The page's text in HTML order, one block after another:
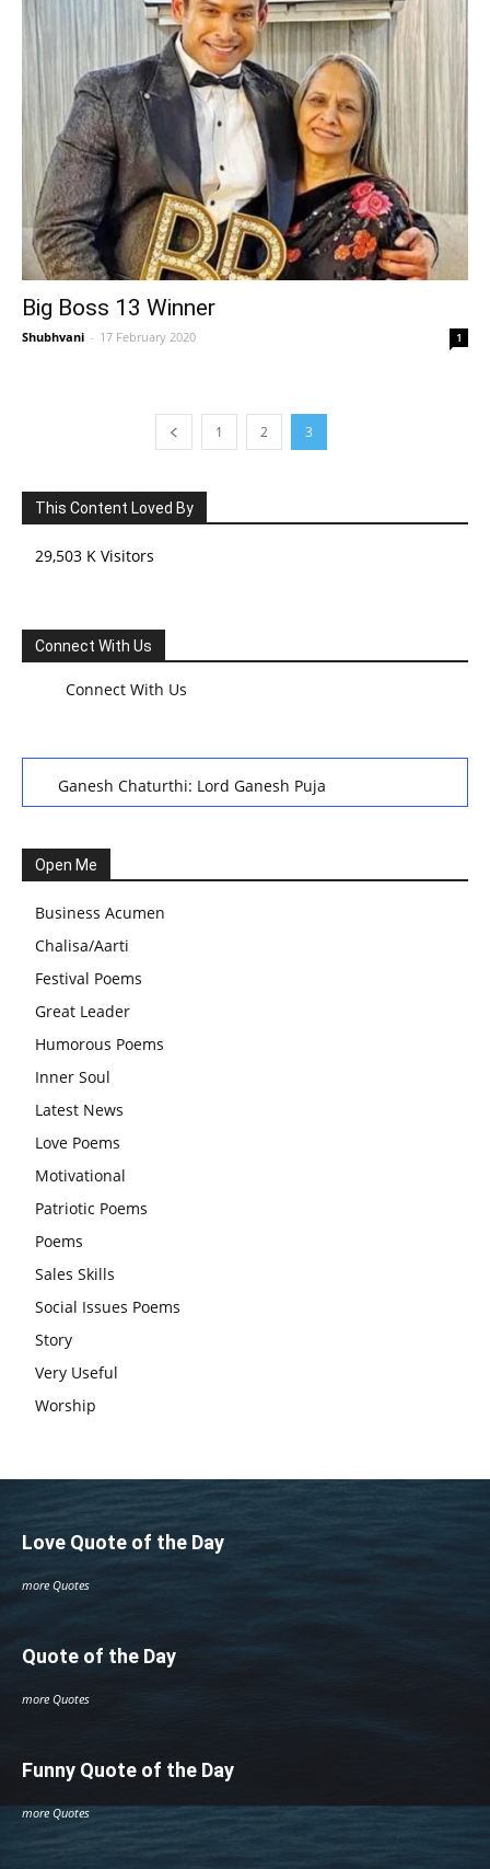
Big Boss 13 Winner
Shubhvani - 17 February 2020 1
1 2 3
This Content Loved By
29,503 K Visitors
Connect With Us
Connect With Us
Ganesh Chaturthi: Lord Ganesh Puja
Festival: A Celebration of Tradition and Womanhood
स्वामी अवधेशानंद जी गिरि के जीवन सूत्र:किन चीजों के कारण लोग अशांत
और असंतुलित रहते हैं?
आज का जीवन मंत्र:महिलाएं पुरुषों से श्रेष्ठ होती हैं, हमेशा उनका सम्मान
करना चाहिए और उन्हें पूजनीय दृष्टि से देखना चाहिए
वट सावित्री पूजा विधि और कथा:इस व्रत में सौलह श्रृंगार से सजती हैं
महिलाएं, करती हैं देवी सावित्री और बरगद की पूजा
CBSE 12वीं परीक्षा रद्द होने का असर:बच्चों को अब फोकस कॉम्पिटिटिव
एग्जाम पर करना चाहिए, तनाव लेने की जरूरत नहीं
Open Me
Business Acumen
Chalisa/Aarti
Festival Poems
Great Leader
Humorous Poems
Inner Soul
Latest News
Love Poems
Motivational
Patriotic Poems
Poems
Sales Skills
Social Issues Poems
Story
Very Useful
Worship
Love Quote of the Day
more Quotes
Quote of the Day
more Quotes
Funny Quote of the Day
more Quotes